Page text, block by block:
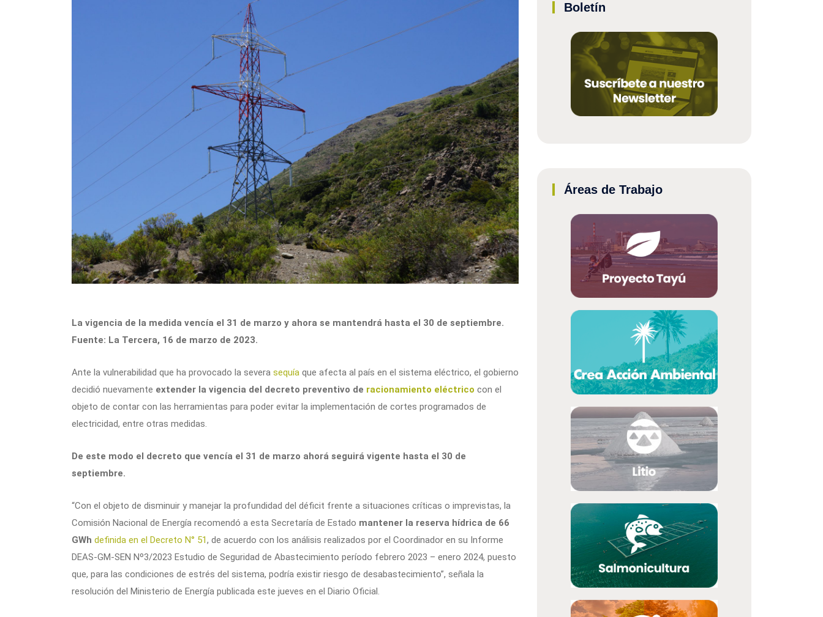
La vigencia de la medida vencía el 31 de marzo y ahora se mantendrá hasta el 30 de septiembre.
Fuente: La Tercera, 16 de marzo de 2023.
Ante la vulnerabilidad que ha provocado la severa sequía que afecta al país en el sistema eléctrico, el gobierno
decidió nuevamente extender la vigencia del decreto preventivo de racionamiento eléctrico con el
objeto de contar con las herramientas para poder evitar la implementación de cortes programados de
electricidad, entre otras medidas.
De este modo el decreto que vencía el 31 de marzo ahorá seguirá vigente hasta el 30 de
septiembre.
“Con el objeto de disminuir y manejar la profundidad del déficit frente a situaciones críticas o imprevistas, la
Comisión Nacional de Energía recomendó a esta Secretaría de Estado mantener la reserva hídrica de 66
GWh definida en el Decreto N° 51, de acuerdo con los análisis realizados por el Coordinador en su Informe
DEAS-GM-SEN Nº3/2023 Estudio de Seguridad de Abastecimiento período febrero 2023 – enero 2024, puesto
que, para las condiciones de estrés del sistema, podría existir riesgo de desabastecimiento”, señala la
resolución del Ministerio de Energía publicada este jueves en el Diario Oficial.
Boletín
Áreas de Trabajo